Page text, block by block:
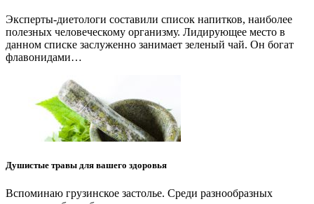
Эксперты-диетологи составили список напитков, наиболее
полезных человеческому организму. Лидирующее место в
данном списке заслуженно занимает зеленый чай. Он богат
флавонидами…
Душистые травы для вашего здоровья
Вспоминаю грузинское застолье. Среди разнообразных